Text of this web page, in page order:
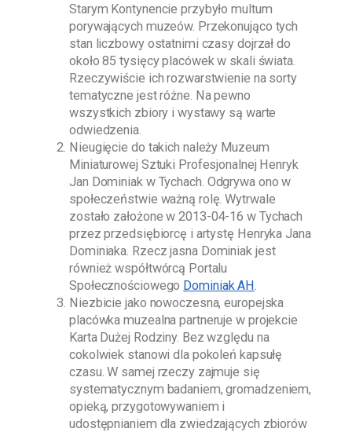
Starym Kontynencie przybyło multum
porywających muzeów. Przekonująco tych
stan liczbowy ostatnimi czasy dojrzał do
około 85 tysięcy placówek w skali świata.
Rzeczywiście ich rozwarstwienie na sorty
tematyczne jest różne. Na pewno
wszystkich zbiory i wystawy są warte
odwiedzenia.
Nieugięcie do takich należy Muzeum
Miniaturowej Sztuki Profesjonalnej Henryk
Jan Dominiak w Tychach. Odgrywa ono w
społeczeństwie ważną rolę. Wytrwale
zostało założone w2013-04-16 w Tychach
przez przedsiębiorcę i artystę Henryka Jana
Dominiaka. Rzecz jasna Dominiakjest
również współtwórcą Portalu
Społecznościowego Dominiak AH.
Niezbicie jako nowoczesna, europejska
placówka muzealna partneruje w projekcie
Karta Dużej Rodziny. Bez względu na
cokolwiek stanowi dla pokoleń kapsułę
czasu. W samej rzeczy zajmuje się
systematycznym badaniem, gromadzeniem,
opieką, przygotowywaniem i
udostępnianiem dla zwiedzających zbiorów